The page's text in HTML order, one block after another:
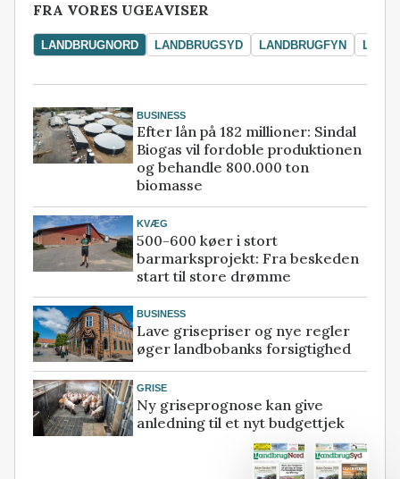
FRA VORES UGEAVISER
LANDBRUGNORD LANDBRUGSYD LANDBRUGFYN
BUSINESS
Efter lån på 182 millioner: Sindal
Biogas vil fordoble produktionen
og behandle 800.000 ton
biomasse
KVÆG
500-600 køer i stort
barmarksprojekt: Fra beskeden
start til store drømme
BUSINESS
Lave grisepriser og nye regler
øger landbobanks forsigtighed
GRISE
Ny griseprognose kan give
anledning til et nyt budgettjek